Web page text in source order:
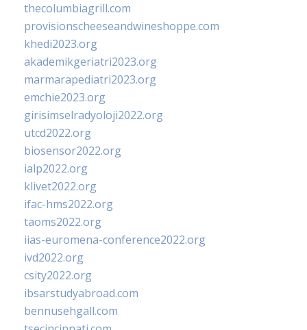
thecolumbiagrill.com
provisionscheeseandwineshoppe.com
khedi2023.org
akademikgeriatri2023.org
marmarapediatri2023.org
emchie2023.org
girisimselradyoloji2022.org
utcd2022.org
biosensor2022.org
ialp2022.org
klivet2022.org
ifac-hms2022.org
taoms2022.org
iias-euromena-conference2022.org
ivd2022.org
csity2022.org
ibsarstudyabroad.com
bennusehgall.com